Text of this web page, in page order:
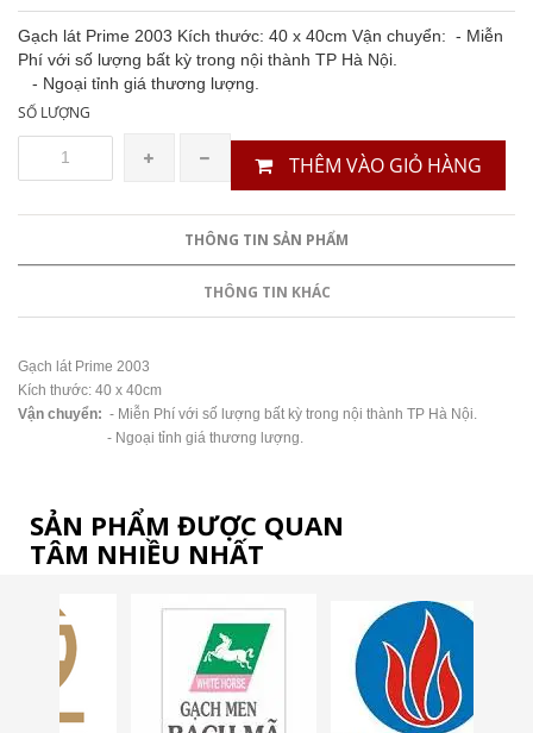
Gạch lát Prime 2003 Kích thước: 40 x 40cm Vận chuyển: - Miễn
Phí với số lượng bất kỳ trong nội thành TP Hà Nội.
- Ngoại tỉnh giá thương lượng.
SỐ LƯỢNG
THÊM VÀO GIỎ HÀNG
THÔNG TIN SẢN PHẨM
THÔNG TIN KHÁC
Gạch lát Prime 2003
Kích thước: 40 x 40cm
Vận chuyển: - Miễn Phí với số lượng bất kỳ trong nội thành TP Hà Nội.
- Ngoại tỉnh giá thương lượng.
SẢN PHẨM ĐƯỢC QUAN
TÂM NHIỀU NHẤT